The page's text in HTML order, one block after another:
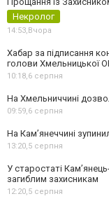
Некролог
14:53,Вчора
Хабар за підписання
голови Хмельницької
10:18,6 серпня
На Хмельниччині
09:59,6 серпня
На Камʼянеччині
13:20,5 серпня
У старостаті
загиблим захисникам
12:20,5 серпня